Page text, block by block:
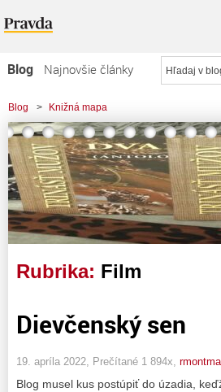
Blog
Najnovšie články
Najčítanejšie články
Najkomentovanejšie články
Zoznam blogov
Komerčné blogy
Blog > Knižná mapa
Rubrika: Film
Dievčenský sen
19. apríla 2022, Prečítané 1 894x,
Blog musel kus postúpiť do úzadia,